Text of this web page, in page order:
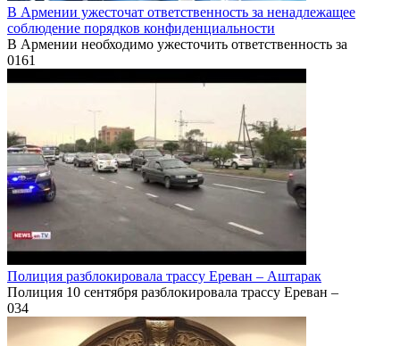
В Армении ужесточат ответственность за ненадлежащее
соблюдение порядков конфиденциальности
В Армении необходимо ужесточить ответственность за
0161
Полиция разблокировала трассу Ереван – Аштарак
Полиция 10 сентября разблокировала трассу Ереван –
034